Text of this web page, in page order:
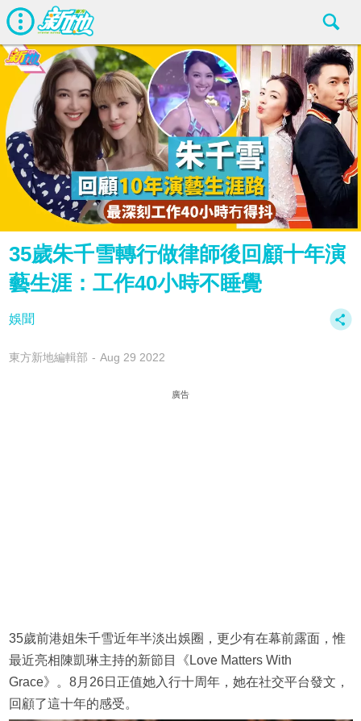
35歲朱千雪轉行做律師後回顧十年演
藝生涯：工作40小時不睡覺
娛聞
東方新地編輯部 Aug 29 2022
廣告
35歲前港姐朱千雪近年半淡出娛圈，更少有在幕前露面，惟
最近亮相陳凱琳主持的新節目《Love Matters With
Grace》。8月26日正值她入行十周年，她在社交平台發文，
回顧了這十年的感受。